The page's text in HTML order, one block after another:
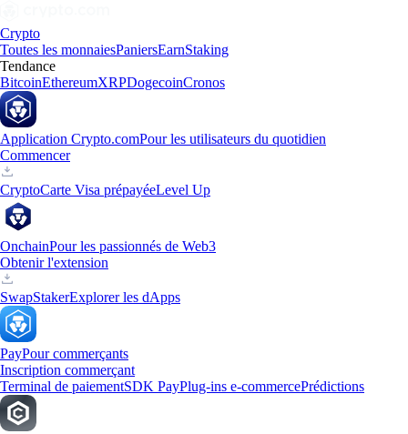
Crypto
Toutes les monnaiesPaniersEarnStaking
Tendance
BitcoinEthereumXRPDogecoinCronos
Application Crypto.comPour les utilisateurs du quotidien
Commencer
CryptoCarte Visa prépayéeLevel Up
OnchainPour les passionnés de Web3
Obtenir l'extension
SwapStakerExplorer les dApps
PayPour commerçants
Inscription commerçant
Terminal de paiementSDK PayPlug-ins e-commercePrédictions